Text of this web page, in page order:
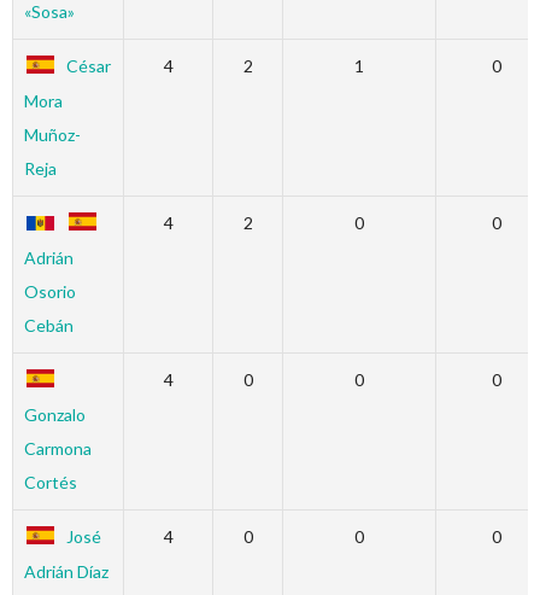
«Sosa»
César
Mora
Muñoz-
Reja
4 2 1 0
Adrián
Osorio
Cebán
4 2 0 0
Gonzalo
Carmona
Cortés
4 0 0 0
José
Adrián Díaz
4 0 0 0